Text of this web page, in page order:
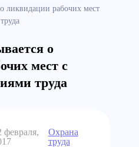
ликвидации рабочих мест
о
мест с
труда
февраля,
Охрана
труда